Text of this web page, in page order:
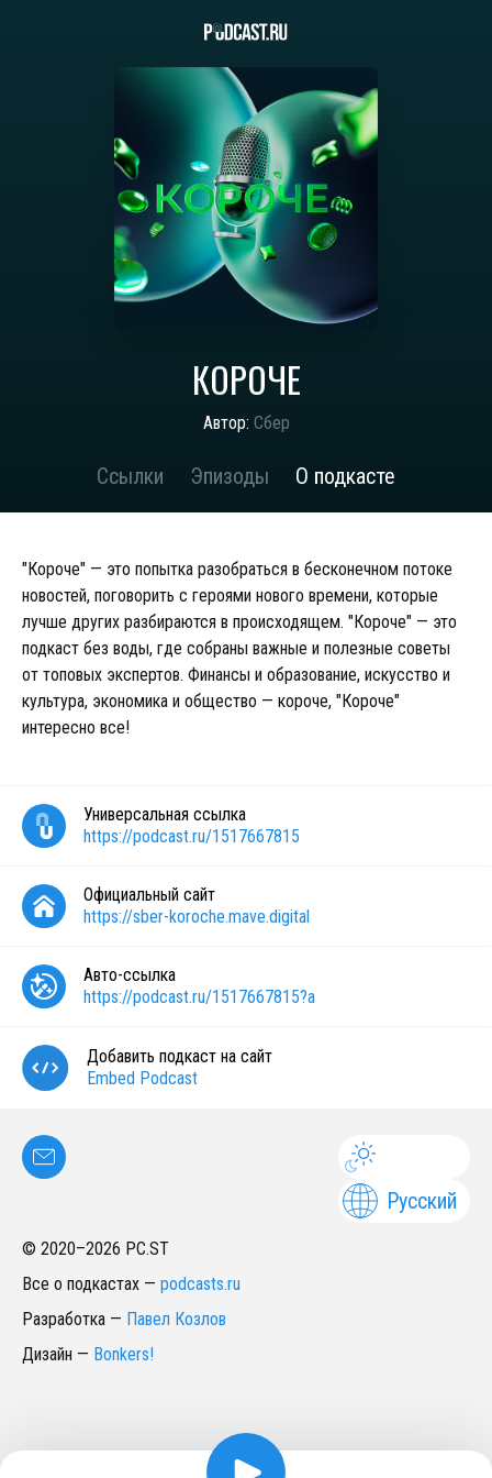
КОРОЧЕ
Автор: Сбер
Ссылки Эпизоды О подкасте
"Короче" — это попытка разобраться в бесконечном потоке
новостей, поговорить с героями нового времени, которые
лучше других разбираются в происходящем. "Короче" — это
подкаст без воды, где собраны важные и полезные советы
от топовых экспертов. Финансы и образование, искусство и
культура, экономика и общество — короче, "Короче"
интересно все!
Универсальная ссылка
https://podcast.ru/1517667815
Официальный сайт
https://sber-koroche.mave.digital
Авто-ссылка
https://podcast.ru/1517667815?a
Добавить подкаст на сайт
Embed Podcast
Русский
© 2020–2026 PC.ST
Все о подкастах — podcasts.ru
Разработка — Павел Козлов
Дизайн — Bonkers!